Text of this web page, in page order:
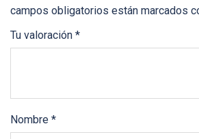
campos obligatorios están marcados
Tu valoración *
Nombre *